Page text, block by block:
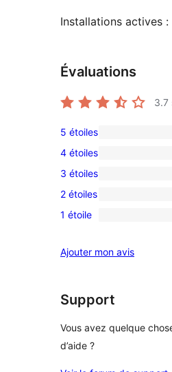
Installations actives :
Évaluations
3.7
2
avis
à
5
étoiles
5 étoiles
0
avis
à
4
4 étoiles
0
avis
à
étoile
3 étoiles
0
avis
2
2 étoiles
1
à
étoile
1 étoile
Ajouter mon avis
Support
Vous avez quelque
d’aide ?